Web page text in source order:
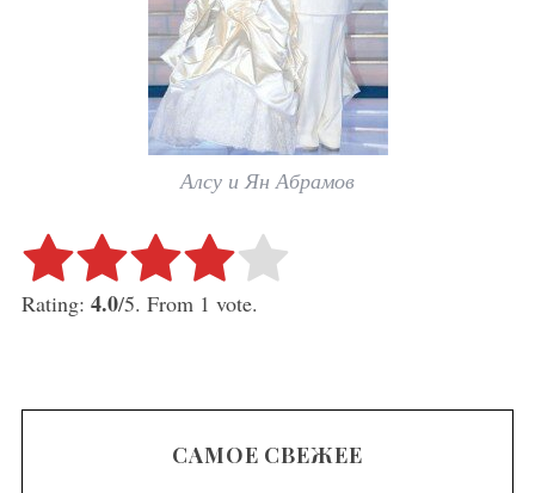
Алсу и Ян Абрамов
Rate this item: Submit Rating
Rating: 4.0/5. From 1 vote.
САМОЕ СВЕЖЕЕ